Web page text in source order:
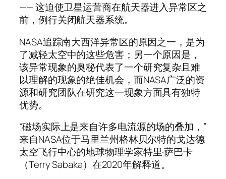
—— 这迫使卫星运营商在航天器进入异常区之
前，例行关闭航天器系统。
NASA追踪南大西洋异常区的原因之一，是为
了减轻太空中的这些危害；另一个原因是，
该异常现象的奥秘代表了一个研究复杂且难
以理解的现象的绝佳机会，而NASA广泛的资
源和研究团队在研究这一现象方面具有独特
优势。
“磁场实际上是来自许多电流源的场的叠加，”
来自NASA位于马里兰州格林贝尔特的戈达德
太空飞行中心的地球物理学家特里·萨巴卡
（Terry Sabaka）在2020年解释道。